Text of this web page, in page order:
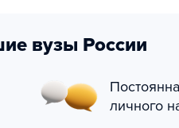
вузы России
личного